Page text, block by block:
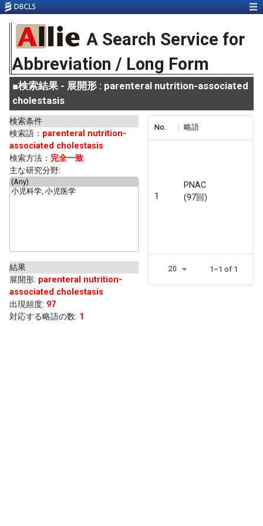
A Search Service for
Abbreviation / Long Form
■検索結果 - 展開形 : parenteral nutrition-associated
cholestasis
検索条件
検索語： parenteral nutrition-
associated cholestasis
検索方法： 完全一致
主な研究分野:
結果
展開形: parenteral nutrition-
associated cholestasis
出現頻度: 97
対応する略語の数: 1
No. 略語
1
PNAC
(97回)
20 1–1 of 1